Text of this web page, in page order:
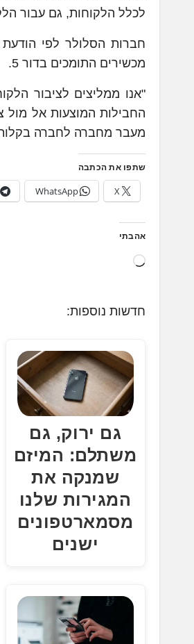
לכלל הלקוחות, גם עבור
מכשירים התומכים בדור 5.
"אנו ממליצים לציבור
החבילות המוצעות אל מול
מעבר מחברה לחברה
שתפו את הכתבה
X
WhatsApp
אהבתי
ט
.
.
חדשות נוספות:
גם ירוק, גם
משתלם: המיזם
שמנקה את
המגירות שלנו
מסמארטפונים
ישנים